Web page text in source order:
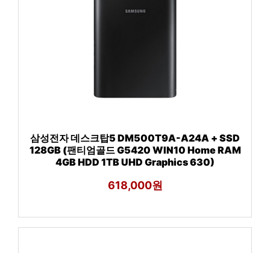
삼성전자 데스크탑5 DM500T9A-A24A + SSD
128GB (팬티엄골드 G5420 WIN10 Home RAM
4GB HDD 1TB UHD Graphics 630)
618,000원